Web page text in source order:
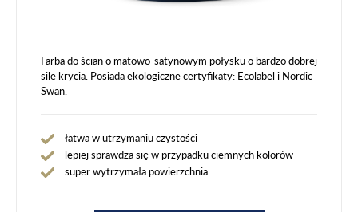
Farba do ścian o matowo-satynowym połysku o bardzo dobrej
sile krycia. Posiada ekologiczne certyfikaty: Ecolabel i Nordic
Swan.
łatwa w utrzymaniu czystości
lepiej sprawdza się w przypadku ciemnych kolorów
super wytrzymała powierzchnia